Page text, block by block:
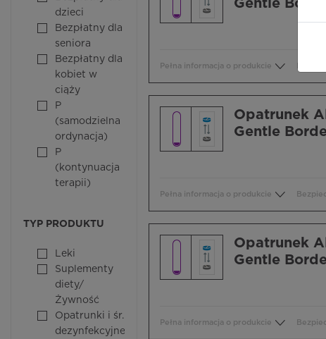
dzieci
Bezpłatny dla
seniora
Bezpłatny dla
kobiet w
ciąży
P
(samodzielna
ordynacja)
P
(kontynuacja
terapii)
TYP PRODUKTU
Leki
Suplementy
diety/
Żywność
Opatrunki i śr.
dezynfekcyjne
Gentle
Pełna informacja o produkcie
Opatrunek
Gentle
Pełna informacja o produkcie
Opatrunek
Gentle
Pełna informacja o produkcie